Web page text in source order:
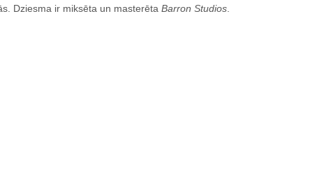
Dziesma ir miksēta un masterēta Barron Studios